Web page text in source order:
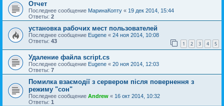
Отчет
Последнее сообщение МаринаКопту « 19 дек 2014, 15:44
Ответы: 2
установка рабочих мест пользователей
Последнее сообщение Eugene « 24 ноя 2014, 10:08
Ответы: 43 1 2 3 4 5
Удаление файла script.cs
Последнее сообщение Eugene « 20 ноя 2014, 12:03
Ответы: 7
Помилка взаємодії з сервером після повернення з
режиму "сон"
Последнее сообщение Andrew « 16 окт 2014, 10:32
Ответы: 1